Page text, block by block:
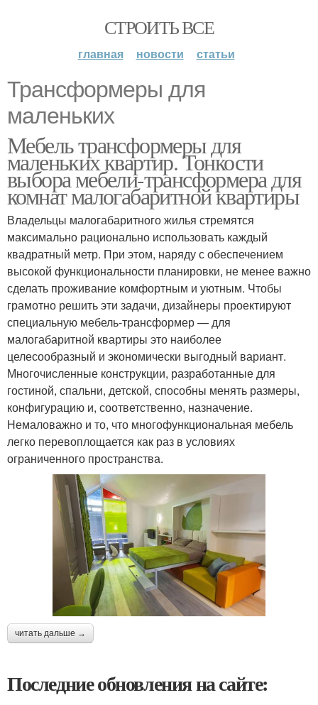
СТРОИТЬ ВСЕ
главная новости статьи
Трансформеры для
маленьких
Мебель трансформеры для
маленьких квартир. Тонкости
выбора мебели-трансформера для
комнат малогабаритной квартиры
Владельцы малогабаритного жилья стремятся
максимально рационально использовать каждый
квадратный метр. При этом, наряду с обеспечением
высокой функциональности планировки, не менее важно
сделать проживание комфортным и уютным. Чтобы
грамотно решить эти задачи, дизайнеры проектируют
специальную мебель-трансформер — для
малогабаритной квартиры это наиболее
целесообразный и экономически выгодный вариант.
Многочисленные конструкции, разработанные для
гостиной, спальни, детской, способны менять размеры,
конфигурацию и, соответственно, назначение.
Немаловажно и то, что многофункциональная мебель
легко перевоплощается как раз в условиях
ограниченного пространства.
читать дальше →
Последние обновления на сайте: